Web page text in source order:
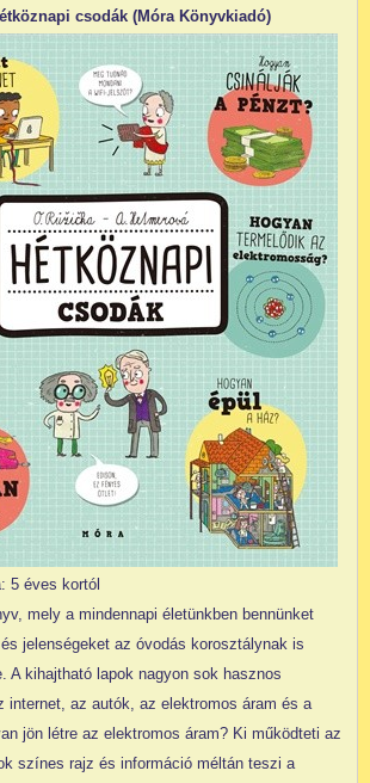
csodák (Móra Könyvkiadó)
5 éves kortól
mely a mindennapi életünkben bennünket
jelenségeket az óvodás korosztálynak is
A kihajtható lapok nagyon sok hasznos
internet, az autók, az elektromos áram és a
jön létre az elektromos áram? Ki működteti az
színes rajz és információ méltán teszi a